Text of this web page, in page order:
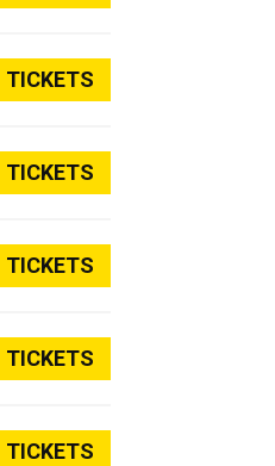
TICKETS
TICKETS
TICKETS
TICKETS
TICKETS